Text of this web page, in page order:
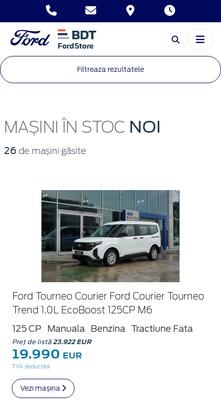
Filtreaza rezultatele
MAȘINI ÎN STOC NOI
26 de mașini găsite
Ford Tourneo Courier Ford Courier Tourneo
Trend 1.0L EcoBoost 125CP M6
125 CP Manuala Benzina Tractiune Fata
Preț de listă23.922 EUR
19.990 EUR
TVA deductibil
Vezi mașina